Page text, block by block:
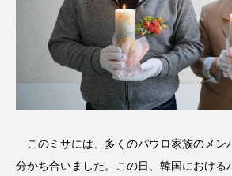
このミサには、多くのパウロ家族のメン
分かち合いました。この日、韓国における